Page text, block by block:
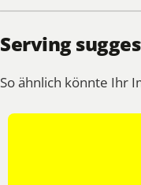
Serving
So ähnlich könnte Ihr